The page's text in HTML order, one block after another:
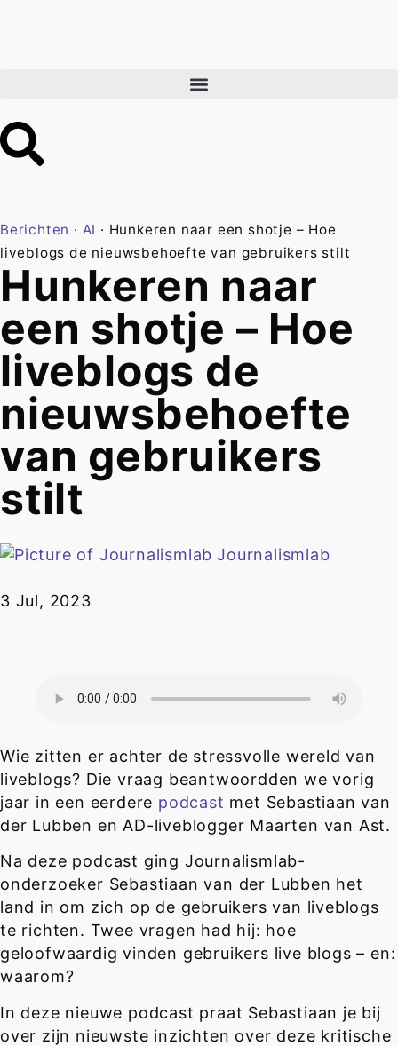
Berichten · AI · Hunkeren naar een shotje – Hoe
liveblogs de nieuwsbehoefte van gebruikers stilt
Hunkeren naar
een shotje – Hoe
liveblogs de
nieuwsbehoefte
van gebruikers
stilt
Journalismlab
3 Jul, 2023
Wie zitten er achter de stressvolle wereld van
liveblogs? Die vraag beantwoordden we vorig
jaar in een eerdere podcast met Sebastiaan van
der Lubben en AD-liveblogger Maarten van Ast.
Na deze podcast ging Journalismlab-
onderzoeker Sebastiaan van der Lubben het
land in om zich op de gebruikers van liveblogs
te richten. Twee vragen had hij: hoe
geloofwaardig vinden gebruikers live blogs – en:
waarom?
In deze nieuwe podcast praat Sebastiaan je bij
over zijn nieuwste inzichten over deze kritische